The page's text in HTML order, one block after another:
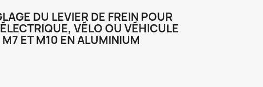
DU LEVIER DE FREIN POUR
VÉLO OU VÉHICULE
ET M10 EN ALUMINIUM